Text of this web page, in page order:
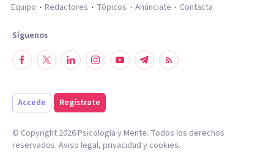
Equipo
Redactores Tópicos Anúnciate Contacta
Síguenos
Accede Regístrate
© Copyright 2026Psicología y Mente. Todos los derechos
reservados. Aviso legal, privacidad y cookies.